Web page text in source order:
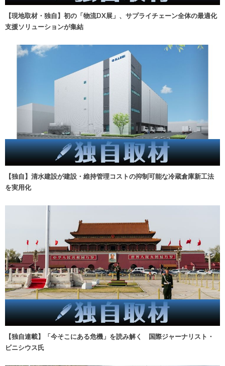
【現地取材・独自】初の「物流DX展」、サプライチェーン全体の最適化
支援ソリューションが集結
【独自】清水建設が建設・維持管理コストの抑制可能な冷蔵倉庫新工法
を実用化
【独自連載】「今そこにある危機」を読み解く 国際ジャーナリスト・
ビニシウス氏